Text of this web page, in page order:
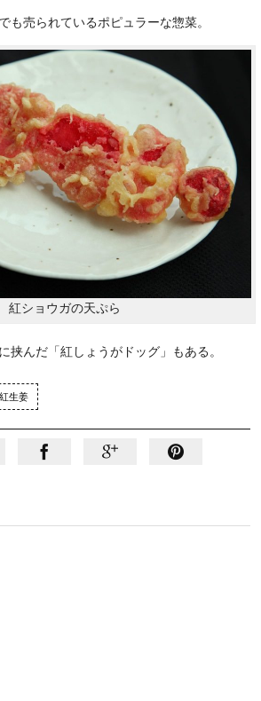
も売られているポピュラーな惣菜。
紅ショウガの天ぷら
挟んだ「紅しょうがドッグ」もある。
紅生姜